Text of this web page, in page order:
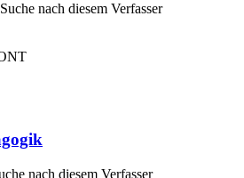
Suche nach diesem Verfasser
nach diesem Verfasser